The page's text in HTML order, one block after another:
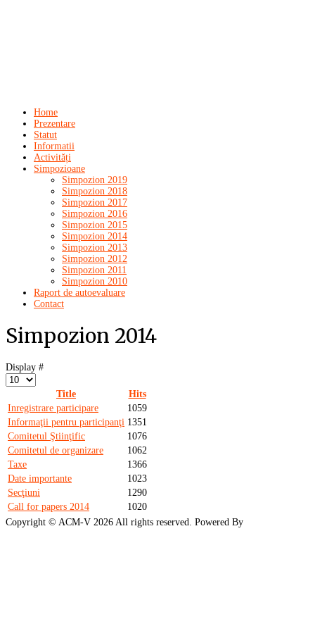
Home
Prezentare
Statut
Informatii
Activități
Simpozioane
Simpozion 2019
Simpozion 2018
Simpozion 2017
Simpozion 2016
Simpozion 2015
Simpozion 2014
Simpozion 2013
Simpozion 2012
Simpozion 2011
Simpozion 2010
Raport de autoevaluare
Contact
Simpozion 2014
Display #
Title
Hits
Inregistrare participare
1059
Informaţii pentru participanţi 1351
Comitetul Ştiinţific
1076
Comitetul de organizare
1062
Taxe
1366
Date importante
1023
Secţiuni
1290
Call for papers 2014
1020
Copyright © ACM-V 2026 All rights reserved. Powered By